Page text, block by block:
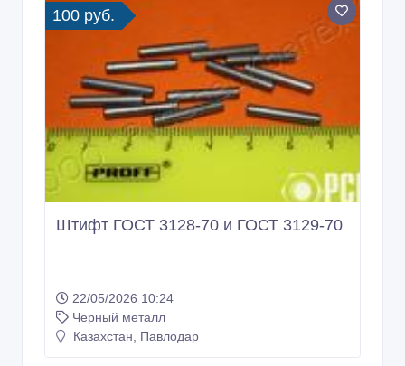
100 руб.
Штифт ГОСТ 3128-70 и ГОСТ 3129-70
22/05/2026 10:24
Черный металл
Казахстан, Павлодар